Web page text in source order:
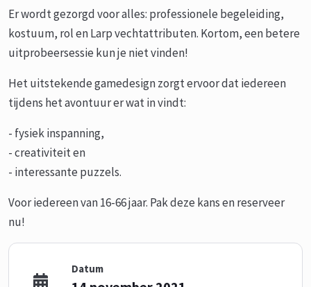
Er wordt gezorgd voor alles: professionele begeleiding,
kostuum, rol en Larp vechtattributen. Kortom, een betere
uitprobeersessie kun je niet vinden!
Het uitstekende gamedesign zorgt ervoor dat iedereen
tijdens het avontuur er wat in vindt:
- fysiek inspanning,
- creativiteit en
- interessante puzzels.
Voor iedereen van 16-66 jaar. Pak deze kans en reserveer
nu!
Datum